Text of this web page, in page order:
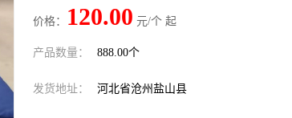
价格： 120.00 元/个 起
产品数量： 888.00个
发货地址： 河北省沧州盐山县